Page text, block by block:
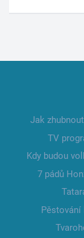
Jak zhubnout
TV
Kdy budou
7 pádů